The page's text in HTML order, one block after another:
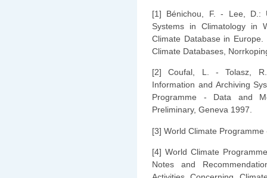
[1] Bénichou, F. - Lee, D.:
Systems in Climatology in
Climate Database in
Climate Databases,
[2] Coufal, L. - Tolasz,
Information and Archiving
Programme - Data and
Preliminary, Geneva 1997.
[3] World Climate
[4] World Climate
Notes and